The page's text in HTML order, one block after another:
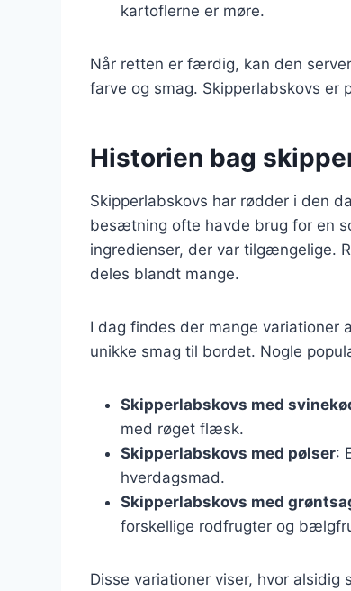
kartoflerne er møre.
Når retten er færdig, kan den
farve og smag. Skipperlabskovs
Historien bag
Skipperlabskovs har rødder i den
besætning ofte havde brug for en
ingredienser, der var tilgængelige.
deles blandt mange.
I dag findes der mange variationer
unikke smag til bordet. Nogle
Skipperlabskovs med
med røget flæsk.
Skipperlabskovs med pølser:
hverdagsmad.
Skipperlabskovs med
forskellige rodfrugter og
Disse variationer viser, hvor